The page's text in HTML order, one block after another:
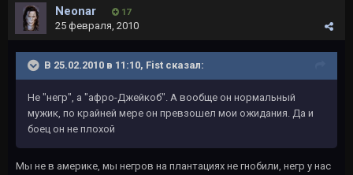
Neonar 17
25 февраля, 2010
В 25.02.2010 в 11:10, Fist сказал:
Не "негр", а "афро-Джейкоб". А вообще он нормальный
мужик, по крайней мере он превзошел мои ожидания. Да и
боец он не плохой
Мы не в америке, мы негров на плантациях не гнобили, негр у нас